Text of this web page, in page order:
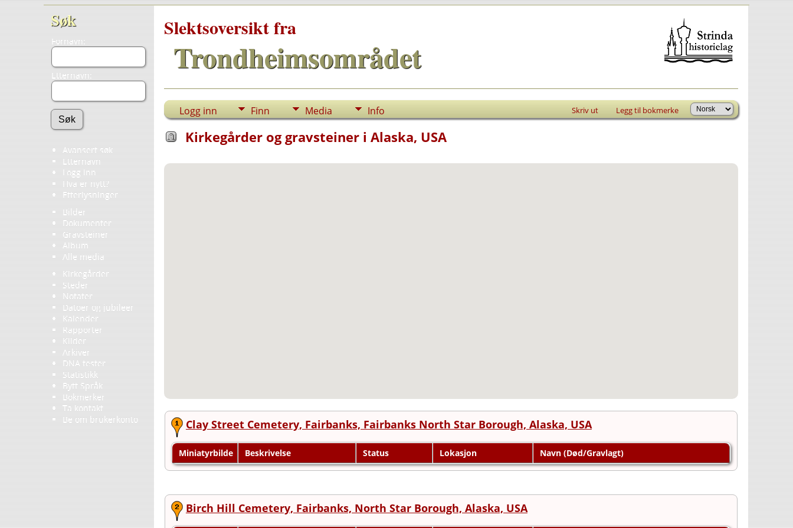
Søk
Fornavn:
Etternavn:
Avansert søk
Etternavn
Logg inn
Hva er nytt?
Etterlysninger
Bilder
Dokumenter
Gravsteiner
Album
Alle media
Kirkegårder
Steder
Notater
Datoer og jubileer
Kalender
Rapporter
Kilder
Arkiver
DNA tester
Statistikk
Bytt Språk
Bokmerker
Ta kontakt
Be om brukerkonto
Slektsoversikt fra
Trondheimsområdet
Logg inn Finn Media Info Skriv ut Legg til bokmerke
Kirkegårder og gravsteiner i Alaska, USA
Clay Street Cemetery, Fairbanks, Fairbanks North Star Borough, Alaska, USA
Miniatyrbilde Beskrivelse Status Lokasjon Navn (Død/Gravlagt)
Birch Hill Cemetery, Fairbanks, North Star Borough, Alaska, USA